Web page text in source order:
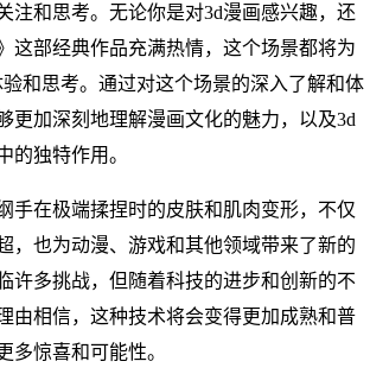
注和思考。无论你是对3d漫画感兴趣，还
这部经典作品充满热情，这个场景都将为
和思考。通过对这个场景的深入了解和体
更加深刻地理解漫画文化的魅力，以及3d
的独特作用。
手在极端揉捏时的皮肤和肌肉变形，不仅
，也为动漫、游戏和其他领域带来了新的
许多挑战，但随着科技的进步和创新的不
由相信，这种技术将会变得更加成熟和普
多惊喜和可能性。